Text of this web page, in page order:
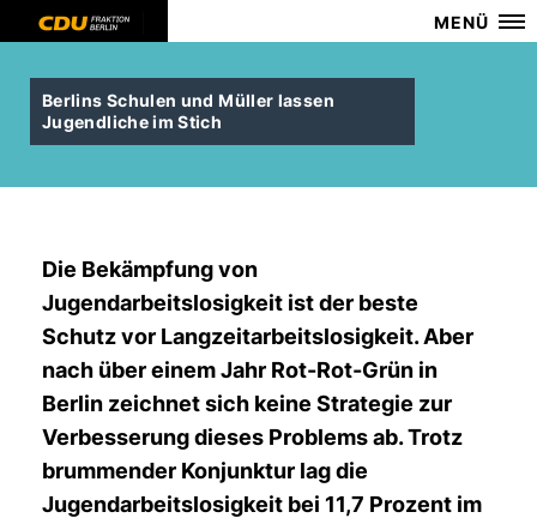
MENÜ
Berlins Schulen und Müller lassen
Jugendliche im Stich
Die Bekämpfung von
Jugendarbeitslosigkeit ist der beste
Schutz vor Langzeitarbeitslosigkeit. Aber
nach über einem Jahr Rot-Rot-Grün in
Berlin zeichnet sich keine Strategie zur
Verbesserung dieses Problems ab. Trotz
brummender Konjunktur lag die
Jugendarbeitslosigkeit bei 11,7 Prozent im